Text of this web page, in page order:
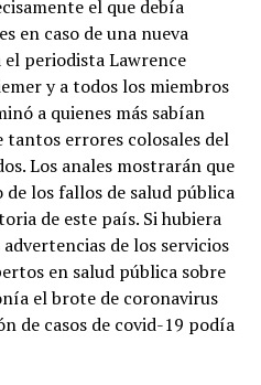
el que debía
en caso de una nueva
periodista Lawrence
y a todos los miembros
a quienes más sabían
tantos errores colosales del
Los anales mostrarán que
de los fallos de salud pública
de este país. Si hubiera
advertencias de los servicios
en salud pública sobre
el brote de coronavirus
de casos de covid-19 podía